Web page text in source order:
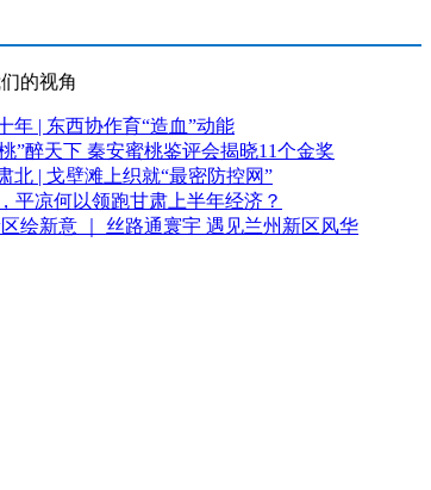
的视角
年 | 东西协作育“造血”动能
”醉天下 秦安蜜桃鉴评会揭晓11个金奖
北 | 戈壁滩上织就“最密防控网”
平凉何以领跑甘肃上半年经济？
绘新意 ｜ 丝路通寰宇 遇见兰州新区风华